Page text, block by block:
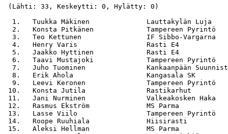
(Lähti: 33, Keskeytti: 0, Hylätty: 0)
1.   Tuukka Mäkinen              Lauttakylän
2.   Konsta Pitkänen             Tampereen Pyrintö
3.   Teo Kettunen                IF Sibbo-Vargarna
4.   Henry Varis                 Rasti E4
5.   Jaakko Hyttinen             Rasti E4
6.   Taavi Mustajoki             Tampereen Pyrintö
7.   Juho Tuominen               Kankaanpään
8.   Erik Ahola                  Kangasala SK
9.   Leevi Keronen               Tampereen Pyrintö
10.   Konsta Jutila               Rastikarhut
11.   Jani Nurminen               Valkeakosken
12.   Rasmus Ekström              MS Parma
13.   Lasse Viilo                 Tampereen
14.   Roope Ruuhiala              Hiisirasti
15.   Aleksi Hellman              MS Parma